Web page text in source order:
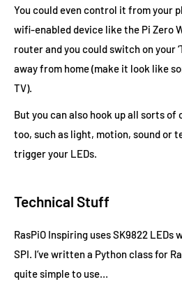
You could even control it from your
wifi-enabled device like the Pi Zero
router and you could switch on your
away from home (make it look like
TV).
But you can also hook up all sorts
too, such as light, motion, sound or
trigger your LEDs.
Technical Stuff
RasPiO Inspiring uses SK9822
SPI. I’ve written a Python class for
quite simple to use…